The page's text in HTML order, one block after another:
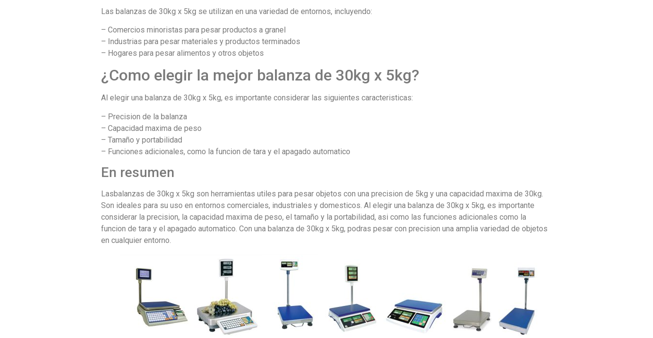
Las balanzas de 30kg x 5kg se utilizan en una variedad de entornos, incluyendo:
– Comercios minoristas para pesar productos a granel
– Industrias para pesar materiales y productos terminados
– Hogares para pesar alimentos y otros objetos
¿Como elegir la mejor balanza de 30kg x 5kg?
Al elegir una balanza de 30kg x 5kg, es importante considerar las siguientes caracteristicas:
– Precision de la balanza
– Capacidad maxima de peso
– Tamaño y portabilidad
– Funciones adicionales, como la funcion de tara y el apagado automatico
En resumen
Lasbalanzas de 30kg x 5kg son herramientas utiles para pesar objetos con una precision de 5kg y una capacidad maxima de 30kg.
Son ideales para su uso en entornos comerciales, industriales y domesticos. Al elegir una balanza de 30kg x 5kg, es importante
considerar la precision, la capacidad maxima de peso, el tamaño y la portabilidad, asi como las funciones adicionales como la
funcion de tara y el apagado automatico. Con una balanza de 30kg x 5kg, podras pesar con precision una amplia variedad de objetos
en cualquier entorno.